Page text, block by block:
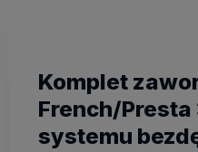
Komplet
French/Presta
systemu